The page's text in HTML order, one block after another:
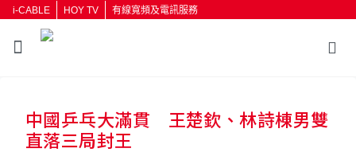
i-CABLE HOY TV 有線寬頻及電訊服務
按輸入鍵開始搜尋
中國乒乓大滿貫 王楚欽、林詩棟男雙
直落三局封王